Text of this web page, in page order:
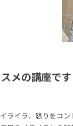
メの講座です
イライラ、怒りをコ